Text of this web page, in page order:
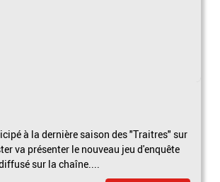
à la dernière saison des "Traitres" sur
va présenter le nouveau jeu d'enquête
sur la chaîne....